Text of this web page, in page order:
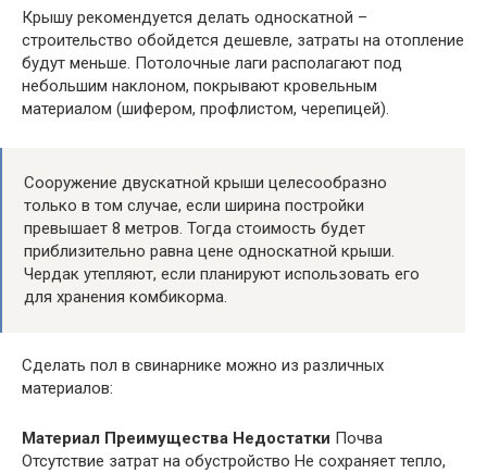
Крышу рекомендуется делать односкатной –
строительство обойдется дешевле, затраты на отопление
будут меньше. Потолочные лаги располагают под
небольшим наклоном, покрывают кровельным
материалом (шифером, профлистом, черепицей).
Сооружение двускатной крыши целесообразно
только в том случае, если ширина постройки
превышает 8 метров. Тогда стоимость будет
приблизительно равна цене односкатной крыши.
Чердак утепляют, если планируют использовать его
для хранения комбикорма.
Сделать пол в свинарнике можно из различных
материалов:
Материал Преимущества Недостатки Почва
Отсутствие затрат на обустройство Не сохраняет тепло,